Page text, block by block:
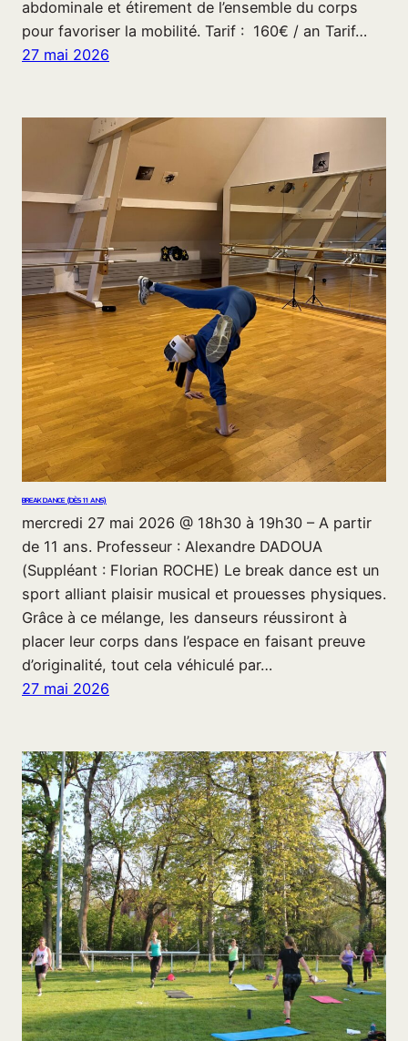
abdominale et étirement de l’ensemble du corps
pour favoriser la mobilité. Tarif : 160€ / an Tarif…
27 mai 2026
BREAK DANCE (DÈS 11 ANS)
mercredi 27 mai 2026 @ 18h30 à 19h30 – A partir
de 11 ans. Professeur : Alexandre DADOUA
(Suppléant : Florian ROCHE) Le break dance est un
sport alliant plaisir musical et prouesses physiques.
Grâce à ce mélange, les danseurs réussiront à
placer leur corps dans l’espace en faisant preuve
d’originalité, tout cela véhiculé par…
27 mai 2026